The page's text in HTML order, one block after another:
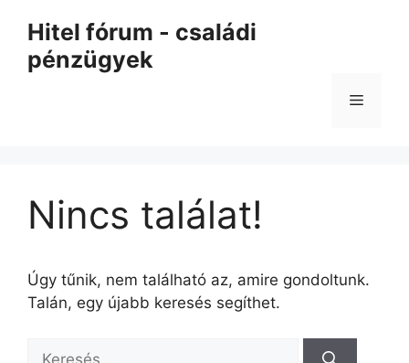
tartalomba
Hitel fórum - családi
pénzügyek
Menü
Nincs találat!
Úgy tűnik, nem található az, amire gondoltunk.
Talán, egy újabb keresés segíthet.
Keresés: